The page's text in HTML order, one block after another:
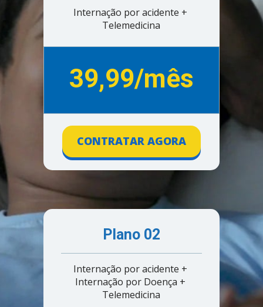
Plano 02
Internação por acidente +
Internação por Doença +
Telemedicina
Internação por acidente +
Telemedicina
39,99/mês
CONTRATAR AGORA